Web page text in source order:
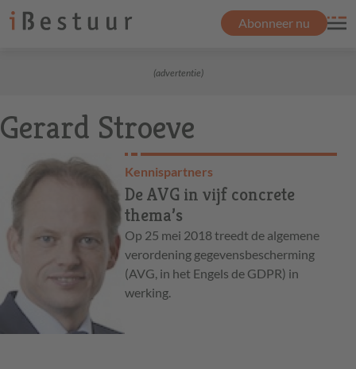
Abonneer nu
(advertentie)
Gerard Stroeve
Kennispartners
De AVG in vijf concrete
thema’s
Op 25 mei 2018 treedt de algemene
verordening gegevensbescherming
(AVG, in het Engels de GDPR) in
werking.